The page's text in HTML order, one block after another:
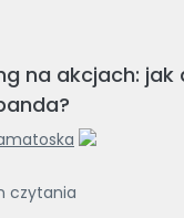
na akcjach: jak
czytania